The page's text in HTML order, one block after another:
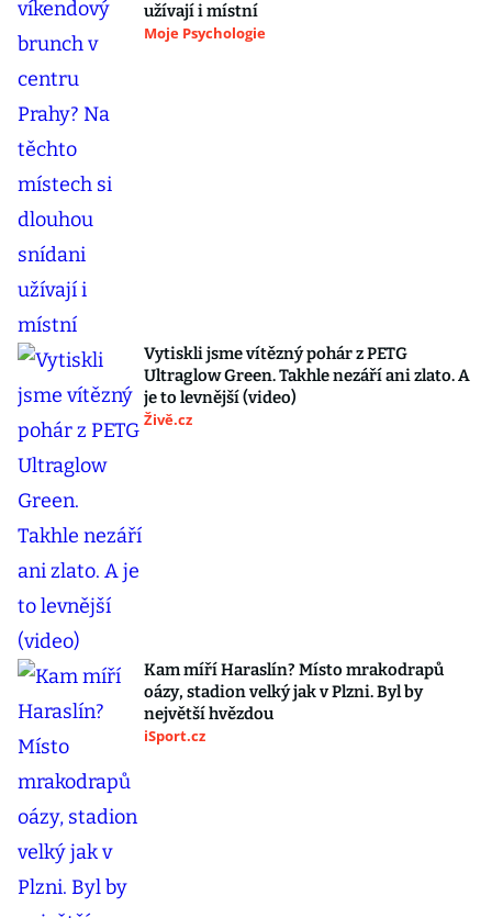
užívají i místní
Moje Psychologie
Vytiskli jsme vítězný pohár z PETG
Ultraglow Green. Takhle nezáří ani zlato. A
je to levnější (video)
Živě.cz
Kam míří Haraslín? Místo mrakodrapů
oázy, stadion velký jak v Plzni. Byl by
největší hvězdou
iSport.cz